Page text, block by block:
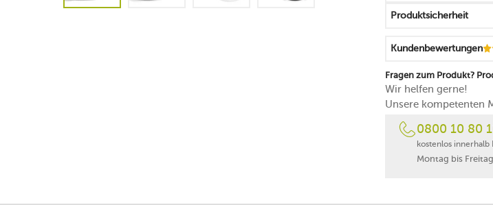
für alle
15 Jahre
Produktsicherheit
Kundenbewertungen
Fragen zum Produkt?
Wir helfen gerne!
Unsere kompetenten
0800 10 80
kostenlos innerhalb
Montag bis